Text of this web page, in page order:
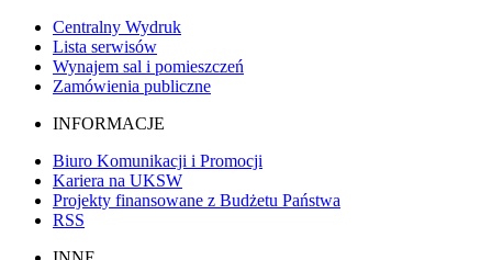
Centralny Wydruk
Lista serwisów
Wynajem sal i pomieszczeń
Zamówienia publiczne
INFORMACJE
Biuro Komunikacji i Promocji
Kariera na UKSW
Projekty finansowane z Budżetu Państwa
RSS